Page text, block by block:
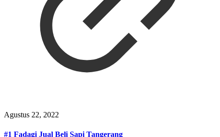
Agustus 22, 2022
#1 Fadagi Jual Beli Sapi Tangerang